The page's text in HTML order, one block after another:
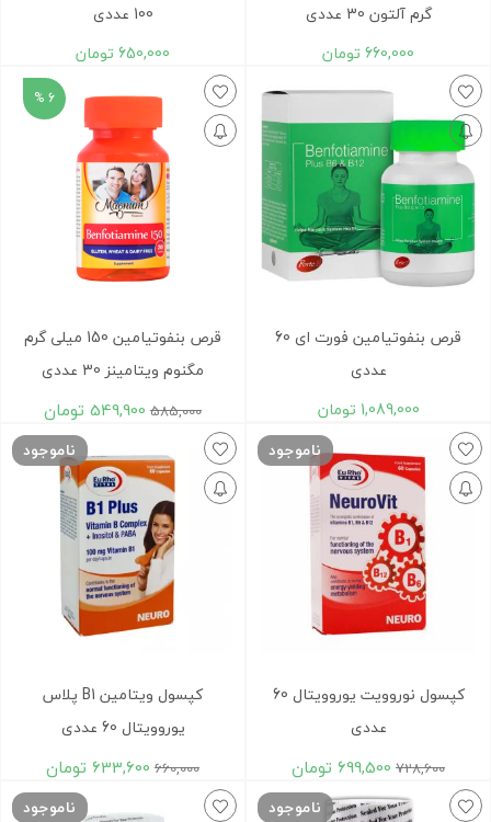
گرم آلتون 30 عددی
660,000 تومان
100 عددی
650,000 تومان
قرص بنفوتیامین فورت ای 60
عددی
1,089,000 تومان
6 %
قرص بنفوتیامین 150 میلی گرم
مگنوم ویتامینز 30 عددی
585,000
549,900 تومان
ناموجود
کپسول نوروویت یوروویتال 60
عددی
728,600
699,500 تومان
ناموجود
کپسول ویتامین B1 پلاس
یوروویتال 60 عددی
660,000
633,600 تومان
ناموجود ناموجود